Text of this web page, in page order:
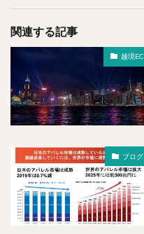
関連する記事
越境EC
ブログ